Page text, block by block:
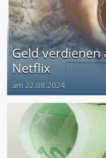
Geld verdienen
Netflix
am 22.08.2024